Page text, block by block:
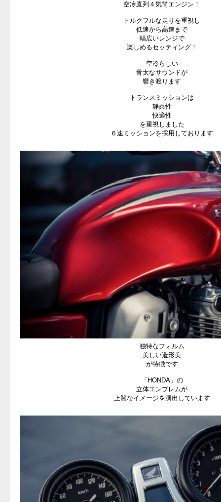
空冷直列４気筒エンジン！
トルクフルな走りを重視し
低速から高速まで
幅広いレンジで
楽しめるセッティング！
空冷らしい
骨太なサウンドが
響き渡ります
トランスミッションは
静粛性
快適性
を重視しました
６速ミッションを採用しております
独特なフォルム
美しい造形美
が特徴です
「HONDA」の
立体エンブレムが
上質なイメージを演出しています